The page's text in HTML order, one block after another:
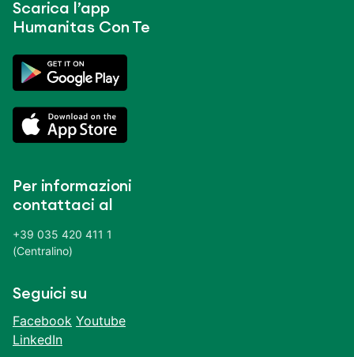
Scarica l’app
Humanitas Con Te
Per informazioni
contattaci al
+39 035 420 411 1
(Centralino)
Seguici su
Facebook Youtube
LinkedIn